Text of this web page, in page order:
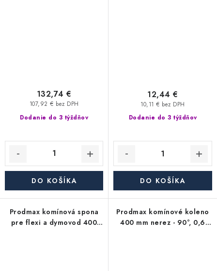
Dodanie do 3 týždňov
107,92 € bez DPH
132,74 €
DO KOŠÍKA
Dodanie do 3 týždňov
10,11 € bez DPH
12,44 €
DO KOŠÍKA
Prodmax komínová spona
pre flexi a dymovod 400
Prodmax komínové koleno
400 mm nerez - 90°, 0,6